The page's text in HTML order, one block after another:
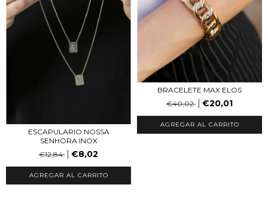
ESCAPULARIO NOSSA
SENHORA INOX
€12,84
€8,02
BRACELETE MAX ELOS
€40,02
€20,01
AGREGAR AL CARRITO